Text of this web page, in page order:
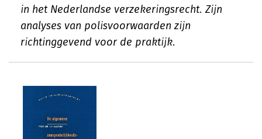
in het Nederlandse verzekeringsrecht. Zijn
analyses van polisvoorwaarden zijn
richtinggevend voor de praktijk.